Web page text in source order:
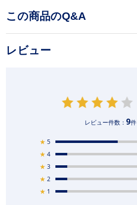
この商品のQ&A
レビュー
レビュー件数：9件
★ 5
★ 4
★ 3
★ 2
★ 1